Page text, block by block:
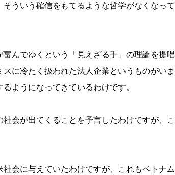
ういう確信をもてるような哲学がなくなっ
んでゆくという「見えざる手」の理論を提
に冷たく扱われた法人企業というものがい
ようになってきているわけです。
会が出てくることを予言したわけですが、
会に与えていたわけですが、これもベトナ